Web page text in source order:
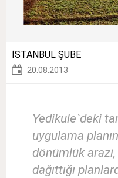
İSTANBUL ŞUBE
20.08.2013
Yedikule`deki
uygulama
dönümlük
dağıttığı